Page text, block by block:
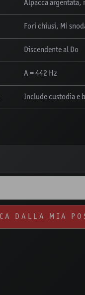
Alpacca argentata,
Fori chiusi, Mi
Discendente al Do
A = 442 Hz
Include custodia e
DALLA MIA